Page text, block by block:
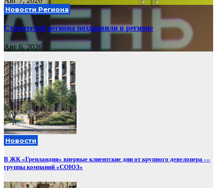
Новости Региона
Строителей региона поздравили в регионе
Авг 6, 2026
Новости
В ЖК «Гренландия» впервые клиентские дни от крупного девелопера —
группы компаний «СОЮЗ»